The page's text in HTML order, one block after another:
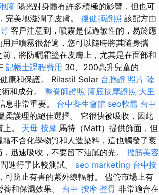
腳 陽光對身體有許多積極的影響，但也可
完美地滋潤了皮膚。 復健師證照 該配方由
客戶注意到，噴霧是低過敏性的，易於應
用戶噴霧很舒適，您可以隨時將其隨身攜
，將防曬霜塗在皮膚上，尤其是在面部和
記帳士課程費用 30、200毫升兒童的
康和保護。 Rilastil Solar 台胞證 照片 陸
和成分。 整脊師證照 腳底按摩證照 大里
息非常重要。 台中養生會館 seo軟體 台中
護理的絕佳選擇。 它很快被吸收，因此
。 天母 按摩 馬特（Matt）提供飾面，但
不含化學物質和人造染料，這也觸發了衰
迅速吸收，不要留下油膩的光。 撥筋美容
進行了比較測試。 seo marketing 台中按
可防止有害的紫外線輻射。 儘管市場上有
和保濕效果。 台中 按摩 整骨 非常適合在